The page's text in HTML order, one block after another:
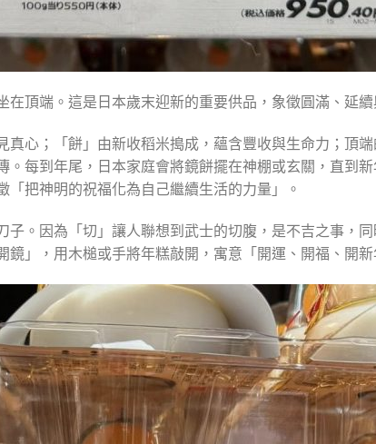
在頂端。這是日本歲末迎新的重要供品，象徵圓滿、延
真心；「餅」由新收稻米搗成，蘊含豐收與生命力；頂
。每到年尾，日本家庭會將鏡餅擺在神棚或玄關，直到
把神明的祝福化為自己繼續生活的力量」。
子。因為「切」讓人聯想到武士的切腹，是不吉之事，
鏡」，用木槌或手將年糕敲開，寓意「開運、開福、開